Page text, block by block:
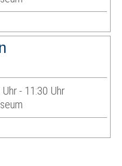
- 11:30 Uhr